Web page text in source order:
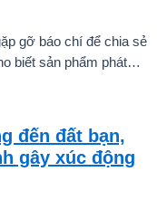
gỡ báo chí để chia sẻ
biết sản phẩm phát
đến đất bạn,
gây xúc động